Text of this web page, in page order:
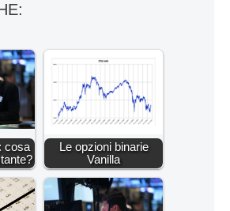
cosa
Le opzioni binarie
Vanilla